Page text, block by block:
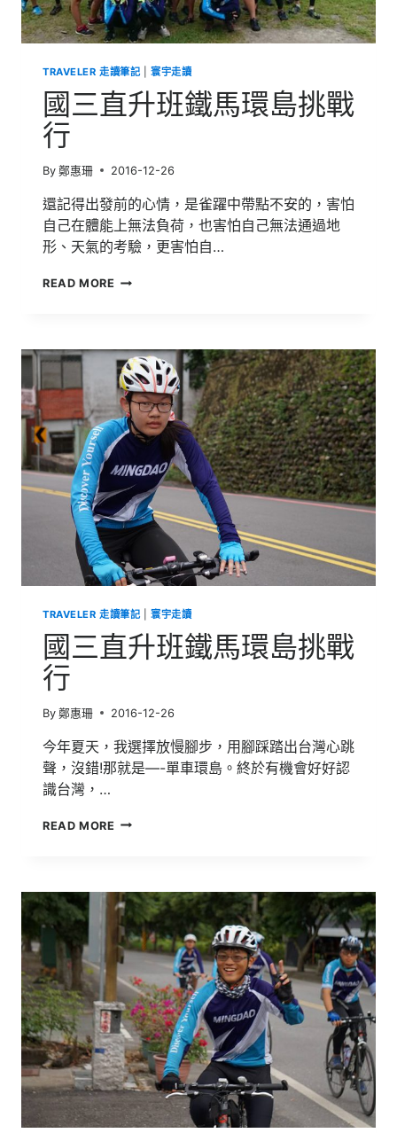
導
統
御
學
校
體
屬
澳
洲
東
沙
島
TRAVELER 走讀筆記| 寰宇走讀
國三直升班鐵馬環島挑戰
行
By 鄭惠珊 2016-12-26
還記得出發前的心情，是雀躍中帶點不安的，害怕
自己在體能上無法負荷，也害怕自己無法通過地
形、天氣的考驗，更害怕自…
READ MORE
鐵
馬
環
島
挑
戰
行
TRAVELER 走讀筆記| 寰宇走讀
國三直升班鐵馬環島挑戰
行
By 鄭惠珊 2016-12-26
今年夏天，我選擇放慢腳步，用腳踩踏出台灣心跳
聲，沒錯!那就是—-單車環島。終於有機會好好認
識台灣，…
READ MORE 國
鐵
馬
環
島
戰
行